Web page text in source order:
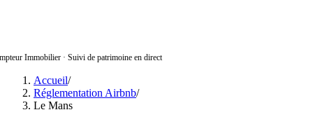
Immobilier·Suivi de patrimoine en direct
Accueil/
Réglementation Airbnb/
Le Mans